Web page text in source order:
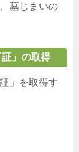
墓じまいの
」の取得
」を取得す